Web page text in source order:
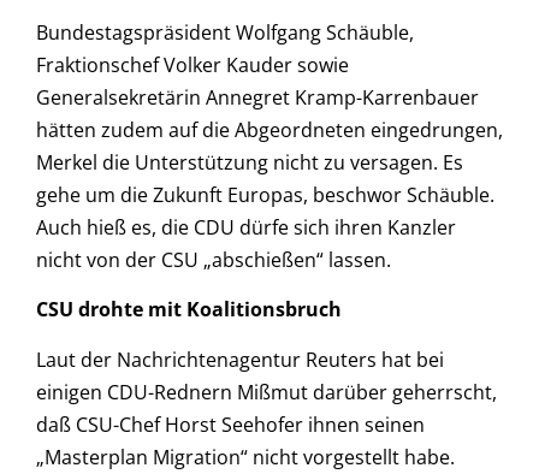
Bundestagspräsident Wolfgang Schäuble,
Fraktionschef Volker Kauder sowie
Generalsekretärin Annegret Kramp-Karrenbauer
hätten zudem auf die Abgeordneten eingedrungen,
Merkel die Unterstützung nicht zu versagen. Es
gehe um die Zukunft Europas, beschwor Schäuble.
Auch hieß es, die CDU dürfe sich ihren Kanzler
nicht von der CSU „abschießen“ lassen.
CSU drohte mit Koalitionsbruch
Laut der Nachrichtenagentur Reuters hat bei
einigen CDU-Rednern Mißmut darüber geherrscht,
daß CSU-Chef Horst Seehofer ihnen seinen
„Masterplan Migration“ nicht vorgestellt habe.